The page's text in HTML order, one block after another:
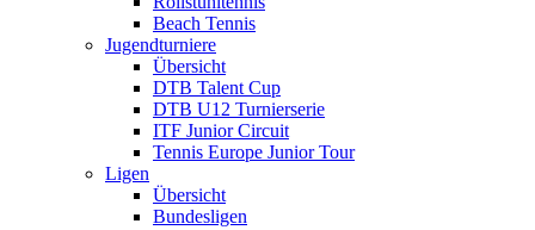
Beach Tennis
Jugendturniere
Übersicht
DTB Talent Cup
DTB U12 Turnierserie
ITF Junior Circuit
Tennis Europe Junior Tour
Ligen
Übersicht
Bundesligen